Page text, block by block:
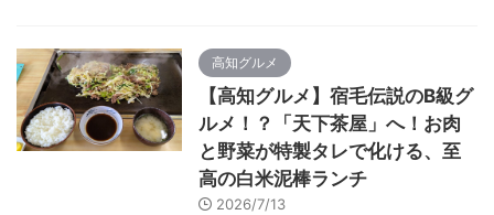
高知グルメ
【高知グルメ】宿毛伝説のB級グ
ルメ！？「天下茶屋」へ！お肉
と野菜が特製タレで化ける、至
高の白米泥棒ランチ
2026/7/13